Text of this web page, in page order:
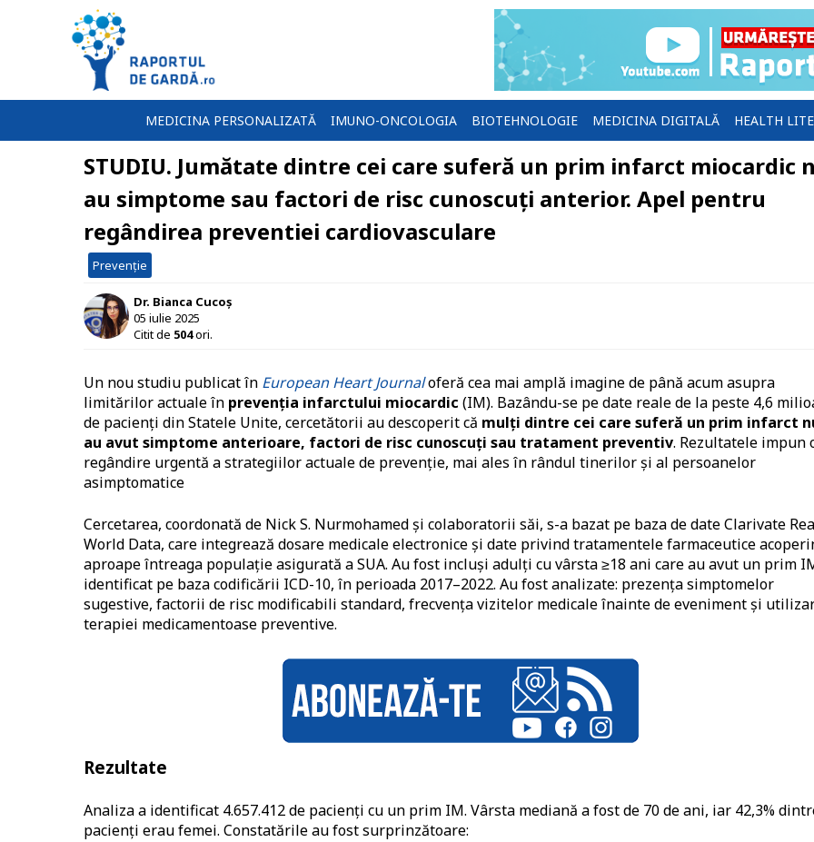
MEDICINA PERSONALIZATĂ IMUNO-ONCOLOGIA BIOTEHNOLOGIE MEDICINA DIGITALĂ HEALTH
STUDIU. Jumătate dintre cei care suferă un prim infarct miocardic
au simptome sau factori de risc cunoscuți anterior. Apel pentru
regândirea preventiei cardiovasculare
Prevenție
Dr. Bianca Cucoș
05 iulie 2025
Citit de 504ori.
Un nou studiu publicat în European Heart Journaloferă cea mai amplă imagine de până acum asupra
limitărilor actuale în prevenția infarctului miocardic (IM). Bazându-se pe date reale de la peste 4,6
de pacienți din Statele Unite, cercetătorii au descoperit că mulți dintre cei care suferă un prim infarct
au avut simptome anterioare, factori de risc cunoscuți sau tratament preventiv. Rezultatele impun
regândire urgentă a strategiilor actuale de prevenție, mai ales în rândul tinerilor și al persoanelor
asimptomatice
Cercetarea, coordonată de Nick S. Nurmohamed și colaboratorii săi, s-a bazat pe baza de date Clarivate
World Data, care integrează dosare medicale electronice și date privind tratamentele farmaceutice
aproape întreaga populație asigurată a SUA. Au fost incluși adulți cu vârsta ≥18 ani care au avut un prim
identificat pe baza codificării ICD-10, în perioada 2017–2022. Au fost analizate: prezența simptomelor
sugestive, factorii de risc modificabili standard, frecvența vizitelor medicale înainte de eveniment și
terapiei medicamentoase preventive.
Rezultate
Analiza a identificat 4.657.412 de pacienți cu un prim IM. Vârsta mediană a fost de 70 de ani, iar 42,3%
pacienți erau femei. Constatările au fost surprinzătoare: